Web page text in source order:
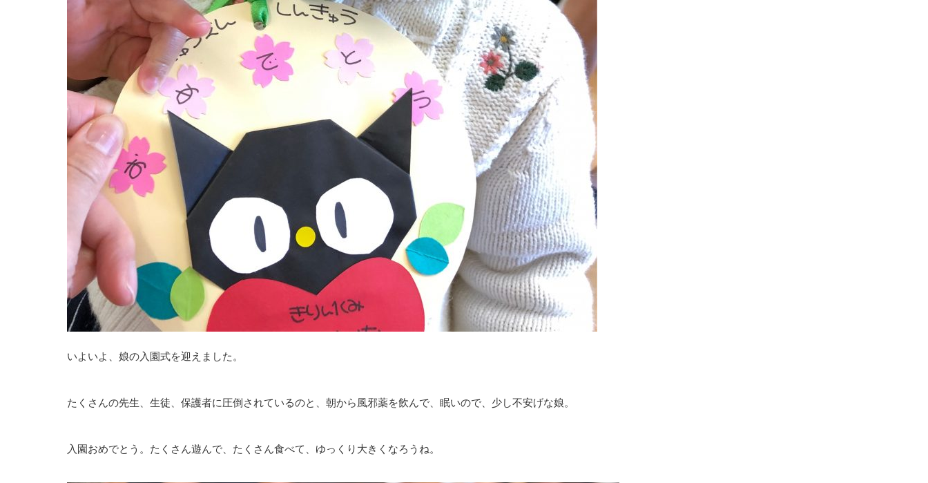
いよいよ、娘の入園式を迎えました。
たくさんの先生、生徒、保護者に圧倒されているのと、朝から風邪薬を飲んで、眠いので、少し不安げな娘。
入園おめでとう。たくさん遊んで、たくさん食べて、ゆっくり大きくなろうね。